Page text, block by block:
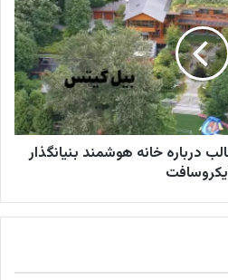
درباره خانه هوشمند بنیا‌نگذار